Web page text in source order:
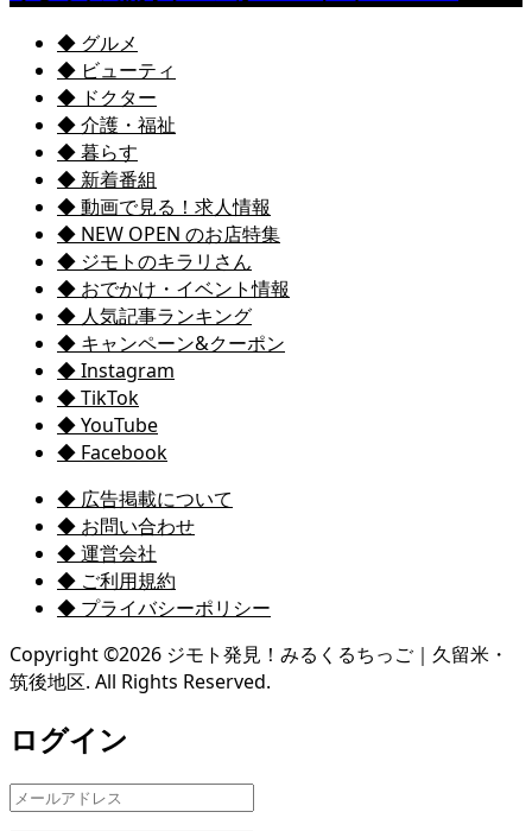
◆ グルメ
◆ ビューティ
◆ ドクター
◆ 介護・福祉
◆ 暮らす
◆ 新着番組
◆ 動画で見る！求人情報
◆ NEW OPEN のお店特集
◆ ジモトのキラリさん
◆ おでかけ・イベント情報
◆ 人気記事ランキング
◆ キャンペーン&クーポン
◆ Instagram
◆ TikTok
◆ YouTube
◆ Facebook
◆ 広告掲載について
◆ お問い合わせ
◆ 運営会社
◆ ご利用規約
◆ プライバシーポリシー
Copyright ©2026 ジモト発見！みるくるちっご｜久留米・
筑後地区. All Rights Reserved.
ログイン